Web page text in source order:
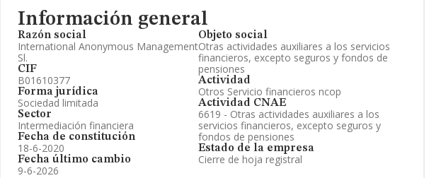
Información general
Razón social
International Anonymous Management
Sl.
CIF
B01610377
Forma jurídica
Sociedad limitada
Sector
Intermediación financiera
Fecha de constitución
18-6-2020
Fecha último cambio
9-6-2026
Objeto social
Otras actividades auxiliares a los servicios
financieros, excepto seguros y fondos de
pensiones
Actividad
Otros Servicio financieros ncop
Actividad CNAE
6619 - Otras actividades auxiliares a los
servicios financieros, excepto seguros y
fondos de pensiones
Estado de la empresa
Cierre de hoja registral